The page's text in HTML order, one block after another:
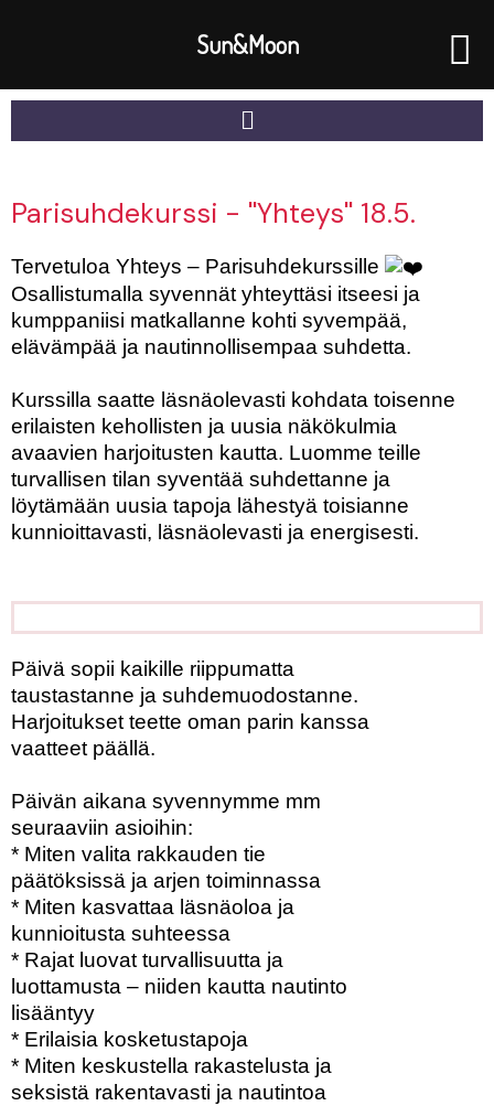
Menu
Parisuhdekurssi - ''Yhteys'' 18.5.
Tervetuloa Yhteys – Parisuhdekurssille
Osallistumalla syvennät yhteyttäsi itseesi ja
kumppaniisi matkallanne kohti syvempää,
elävämpää ja nautinnollisempaa suhdetta.
Kurssilla saatte läsnäolevasti kohdata toisenne
erilaisten kehollisten ja uusia näkökulmia
avaavien harjoitusten kautta. Luomme teille
turvallisen tilan syventää suhdettanne ja
löytämään uusia tapoja lähestyä toisianne
kunnioittavasti, läsnäolevasti ja energisesti.
Päivä sopii kaikille riippumatta
taustastanne ja suhdemuodostanne.
Harjoitukset teette oman parin kanssa
vaatteet päällä.
Päivän aikana syvennymme mm
seuraaviin asioihin:
* Miten valita rakkauden tie
päätöksissä ja arjen toiminnassa
* Miten kasvattaa läsnäoloa ja
kunnioitusta suhteessa
* Rajat luovat turvallisuutta ja
luottamusta – niiden kautta nautinto
lisääntyy
* Erilaisia kosketustapoja
* Miten keskustella rakastelusta ja
seksistä rakentavasti ja nautintoa
Sun&Moon